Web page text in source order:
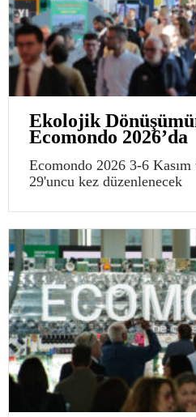
Ekolojik
Ecomondo 2026’da
Ecomondo 2026 3-6 Kasım
29'uncu kez düzenlenecek